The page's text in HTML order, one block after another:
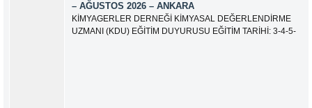
– AĞUSTOS 2026 – ANKARA
KİMYAGERLER DERNEĞİ KİMYASAL DEĞERLENDİRME
UZMANI (KDU) EĞİTİM DUYURUSU EĞİTİM TARİHİ: 3-4-5-